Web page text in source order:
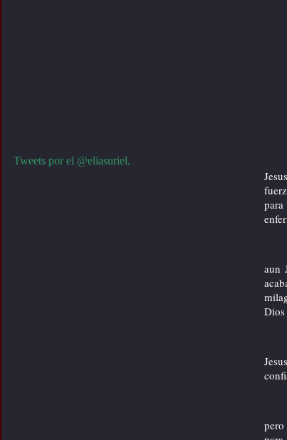
=> evangelismo en las calles
=> predicando con carteles
=> evangelismo en las calles
Tweets por el @eliasuriel.
aun
Dios